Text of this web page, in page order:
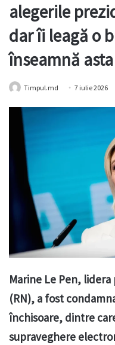
alegerile
dar îi leagă o
înseamnă asta
Timpul.md 7 iulie 2026
Marine Le Pen,
(RN), a fost
închisoare, dintre
supraveghere